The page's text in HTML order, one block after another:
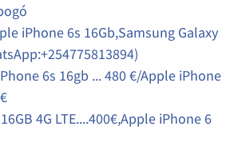
iPhone 6s 16Gb,Samsung Galaxy
6s 16gb ... 480 €/Apple iPhone
4G LTE....400€,Apple iPhone 6